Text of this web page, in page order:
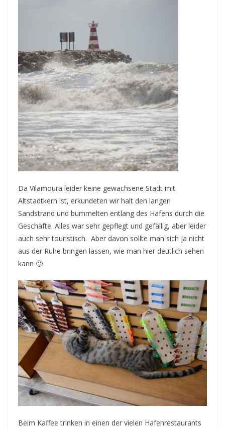
Da Vilamoura leider keine gewachsene Stadt mit
Altstadtkern ist, erkundeten wir halt den langen
Sandstrand und bummelten entlang des Hafens durch die
Geschäfte. Alles war sehr gepflegt und gefällig, aber leider
auch sehr touristisch. Aber davon sollte man sich ja nicht
aus der Ruhe bringen lassen, wie man hier deutlich sehen
kann 🙂
Beim Kaffee trinken in einen der vielen Hafenrestaurants